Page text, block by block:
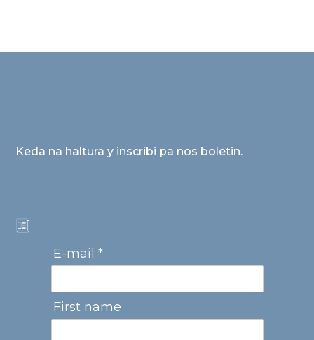
Keda na haltura y inscribi pa nos boletin.
E-mail *
First name